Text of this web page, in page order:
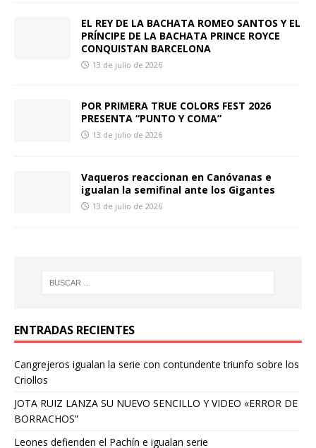
EL REY DE LA BACHATA ROMEO SANTOS Y EL
PRÍNCIPE DE LA BACHATA PRINCE ROYCE
CONQUISTAN BARCELONA
13 de julio de 2026
POR PRIMERA TRUE COLORS FEST 2026
PRESENTA “PUNTO Y COMA”
13 de julio de 2026
Vaqueros reaccionan en Canóvanas e
igualan la semifinal ante los Gigantes
13 de julio de 2026
ENTRADAS RECIENTES
Cangrejeros igualan la serie con contundente triunfo sobre los
Criollos
JOTA RUIZ LANZA SU NUEVO SENCILLO Y VIDEO «ERROR DE
BORRACHOS”
Leones defienden el Pachín e igualan serie